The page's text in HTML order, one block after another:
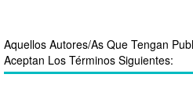
Aquellos Autores/as Que Tengan
Aceptan Los Términos Siguientes: